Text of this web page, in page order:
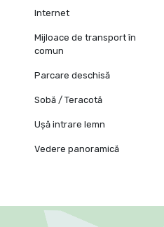
Internet
Mijloace de transport în
comun
Parcare deschisă
Sobă / Teracotă
Ușă intrare lemn
Vedere panoramică